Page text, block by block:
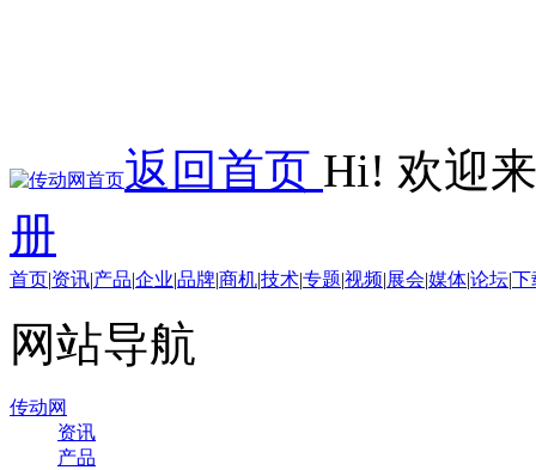
返回首页 Hi! 欢迎
册
首页|资讯|产品|企业|品牌|商机|技术|专题|视频|展会|媒体|论坛|下
网站导航
传动网
资讯
产品